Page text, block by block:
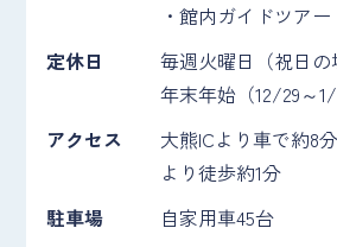
・館内ガイドツア
定休日
毎週火曜日（祝日の
年末年始（12/29～1/
アクセス
大熊ICより車で約8
より徒歩約1分
駐車場
自家用車45台